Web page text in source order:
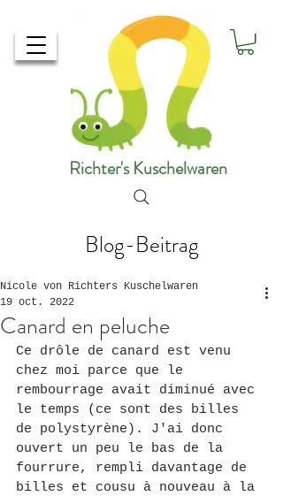
Richter's Kuschelwaren
Blog-Beitrag
Canard en peluche
Nicole von Richters Kuschelwaren
19 oct. 2022
Ce drôle de canard est venu
chez moi parce que le
rembourrage avait diminué avec
le temps (ce sont des billes
de polystyrène). J'ai donc
ouvert un peu le bas de la
fourrure, rempli davantage de
billes et cousu à nouveau à la